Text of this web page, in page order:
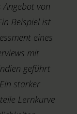
von
Beispiel ist
eines
mit
geführt
starker
Lernkurve